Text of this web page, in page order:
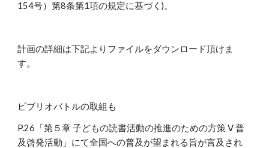
154号）第8条第1項の規定に基づく)。
計画の詳細は下記よりファイルをダウンロード頂けま
す。
ビブリオバトルの取組も
P.26「第５章 子どもの読書活動の推進のための方策 Ⅴ 普
及啓発活動」にて全国への普及が望まれる旨が言及され